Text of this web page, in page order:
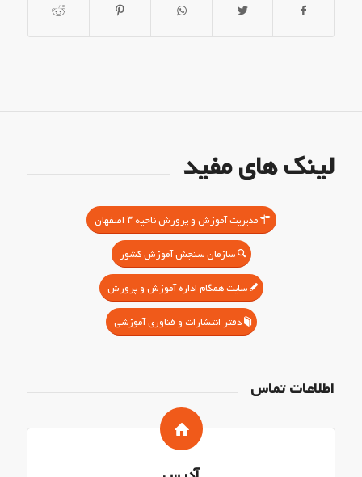
لینک های مفید
مدیریت آموزش و پرورش ناحیه ۳ اصفهان
سازمان سنجش آموزش کشور
سایت همگام اداره آموزش و پرورش
دفتر انتشارات و فناوری آموزشی
اطلاعات تماس